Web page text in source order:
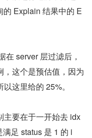
Explain 结果中的 E
server 层过滤后，
这个是预估值，因为
这里给的 25%。
主要在于一开始去 idx
足 status 是 1 的 i